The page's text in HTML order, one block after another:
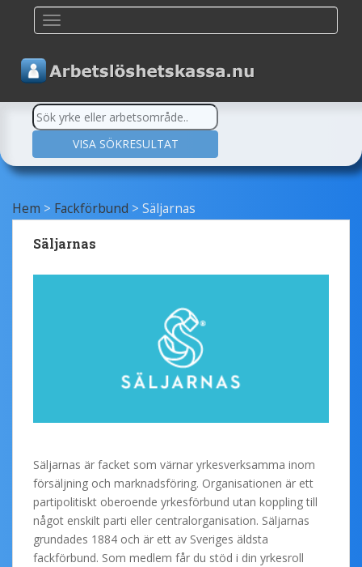
Hem > Fackförbund > Säljarnas
Säljarnas
Säljarnas är facket som värnar yrkesverksamma inom
försäljning och marknadsföring. Organisationen är ett
partipolitiskt oberoende yrkesförbund utan koppling till
något enskilt parti eller centralorganisation. Säljarnas
grundades 1884 och är ett av Sveriges äldsta
fackförbund. Som medlem får du stöd i din yrkesroll